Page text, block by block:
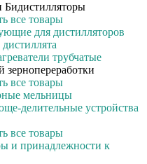
Бидистилляторы
все товары
для дистилляторов
трубчатые
зернопереработки
все товары
мельницы
делительные устройства
все товары
и принадлежности к